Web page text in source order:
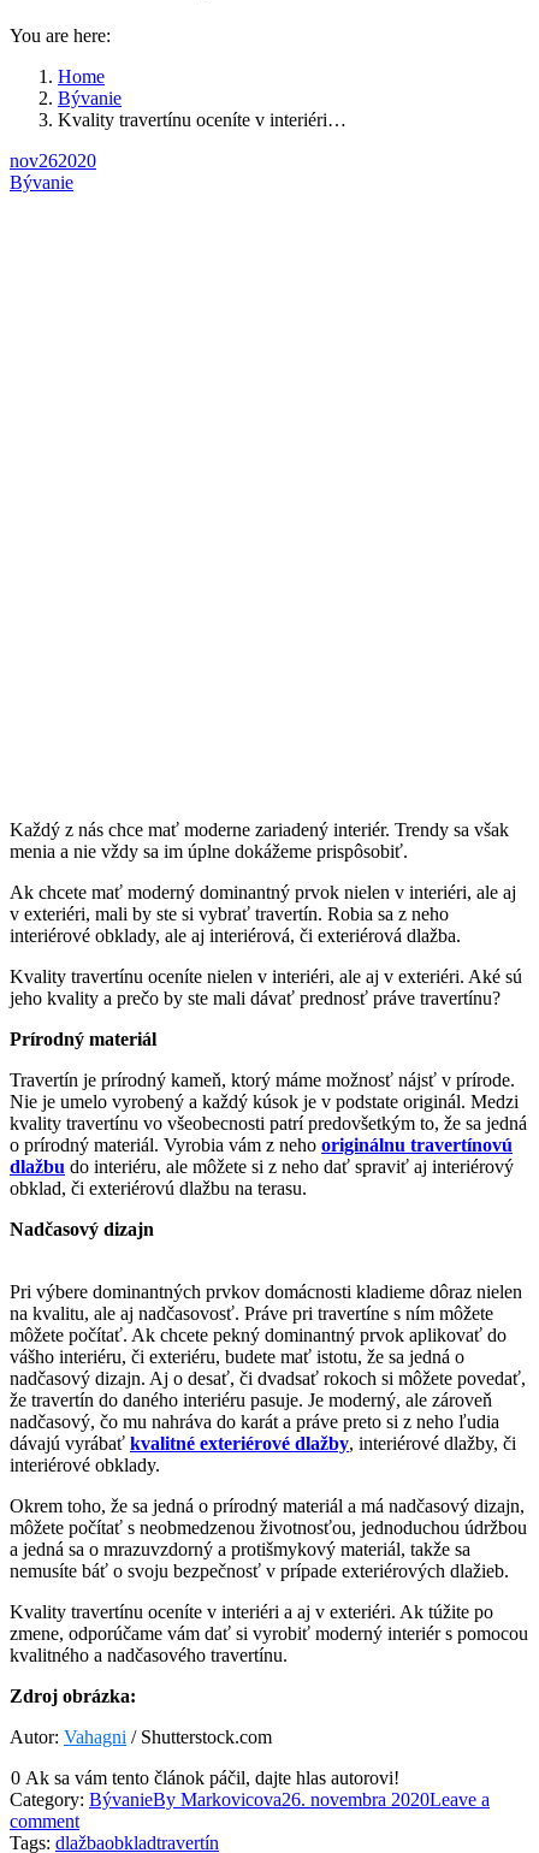
You are here:
Home
Bývanie
Kvality travertínu oceníte v interiéri…
nov262020
Bývanie
Každý z nás chce mať moderne zariadený interiér. Trendy sa však
menia a nie vždy sa im úplne dokážeme prispôsobiť.
Ak chcete mať moderný dominantný prvok nielen v interiéri, ale aj
v exteriéri, mali by ste si vybrať travertín. Robia sa z neho
interiérové obklady, ale aj interiérová, či exteriérová dlažba.
Kvality travertínu oceníte nielen v interiéri, ale aj v exteriéri. Aké sú
jeho kvality a prečo by ste mali dávať prednosť práve travertínu?
Prírodný materiál
Travertín je prírodný kameň, ktorý máme možnosť nájsť v prírode.
Nie je umelo vyrobený a každý kúsok je v podstate originál. Medzi
kvality travertínu vo všeobecnosti patrí predovšetkým to, že sa jedná
o prírodný materiál. Vyrobia vám z neho originálnu travertínovú
dlažbu do interiéru, ale môžete si z neho dať spraviť aj interiérový
obklad, či exteriérovú dlažbu na terasu.
Nadčasový dizajn
Pri výbere dominantných prvkov domácnosti kladieme dôraz nielen
na kvalitu, ale aj nadčasovosť. Práve pri travertíne s ním môžete
môžete počítať. Ak chcete pekný dominantný prvok aplikovať do
vášho interiéru, či exteriéru, budete mať istotu, že sa jedná o
nadčasový dizajn. Aj o desať, či dvadsať rokoch si môžete povedať,
že travertín do daného interiéru pasuje. Je moderný, ale zároveň
nadčasový, čo mu nahráva do karát a práve preto si z neho ľudia
dávajú vyrábať kvalitné exteriérové dlažby, interiérové dlažby, či
interiérové obklady.
Okrem toho, že sa jedná o prírodný materiál a má nadčasový dizajn,
môžete počítať s neobmedzenou životnosťou, jednoduchou údržbou
a jedná sa o mrazuvzdorný a protišmykový materiál, takže sa
nemusíte báť o svoju bezpečnosť v prípade exteriérových dlažieb.
Kvality travertínu oceníte v interiéri a aj v exteriéri. Ak túžite po
zmene, odporúčame vám dať si vyrobiť moderný interiér s pomocou
kvalitného a nadčasového travertínu.
Zdroj obrázka:
Autor: Vahagni / Shutterstock.com
0 Ak sa vám tento článok páčil, dajte hlas autorovi!
Category: BývanieBy Markovicova26. novembra 2020Leave a
comment
Tags: dlažbaobkladtravertín